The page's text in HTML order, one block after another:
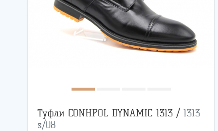
Туфли CONHPOL DYNAMIC 1313 / 1313
s/08